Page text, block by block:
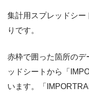
集計用スプレッドシー
りです。
赤枠で囲った箇所のデ
ッドシートから「
います。「